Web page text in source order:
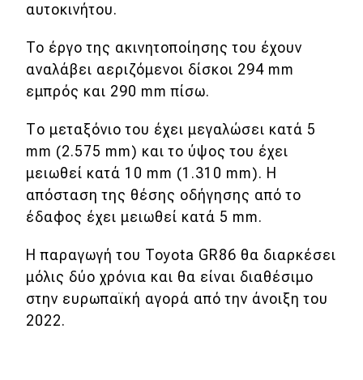
αυτοκινήτου.
To έργο της ακινητοποίησης του έχουν
αναλάβει αεριζόμενοι δίσκοι 294 mm
εμπρός και 290 mm πίσω.
Το μεταξόνιο του έχει μεγαλώσει κατά 5
mm (2.575 mm) και το ύψος του έχει
μειωθεί κατά 10 mm (1.310 mm). Η
απόσταση της θέσης οδήγησης από το
έδαφος έχει μειωθεί κατά 5 mm.
Η παραγωγή του Toyota GR86 θα διαρκέσει
μόλις δύο χρόνια και θα είναι διαθέσιμο
στην ευρωπαϊκή αγορά από την άνοιξη του
2022.